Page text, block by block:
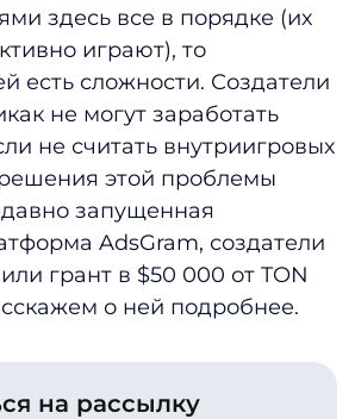
здесь все в порядке (их
играют), то
есть сложности. Создатели
не могут заработать
не считать внутриигровых
этой проблемы
запущенная
AdsGram, создатели
грант в $50 000 от TON
о ней подробнее.
на рассылку